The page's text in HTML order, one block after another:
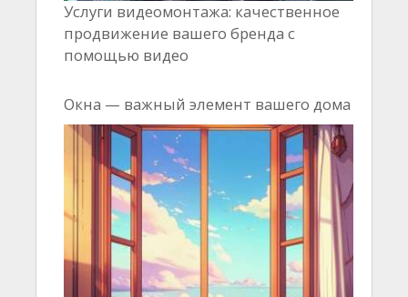
Услуги видеомонтажа: качественное
продвижение вашего бренда с
помощью видео
Окна — важный элемент вашего дома